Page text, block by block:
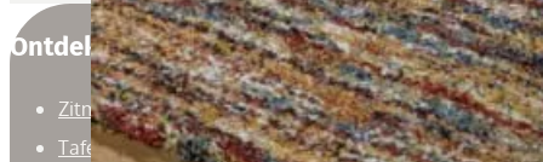
Ontdek
Zitmeubelen
Tafels